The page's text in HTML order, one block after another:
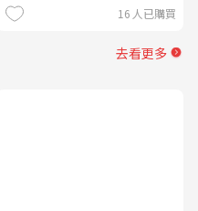
16 人已購買
去看更多